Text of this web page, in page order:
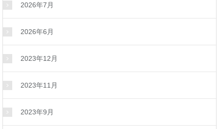
2026年7月
2026年6月
2023年12月
2023年11月
2023年9月